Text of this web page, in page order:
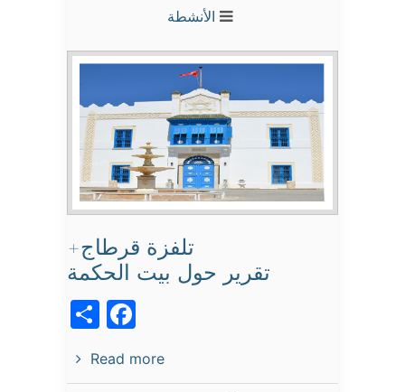
الأنشطة
تلفزة قرطاج+
تقرير حول بيت الحكمة
Read more